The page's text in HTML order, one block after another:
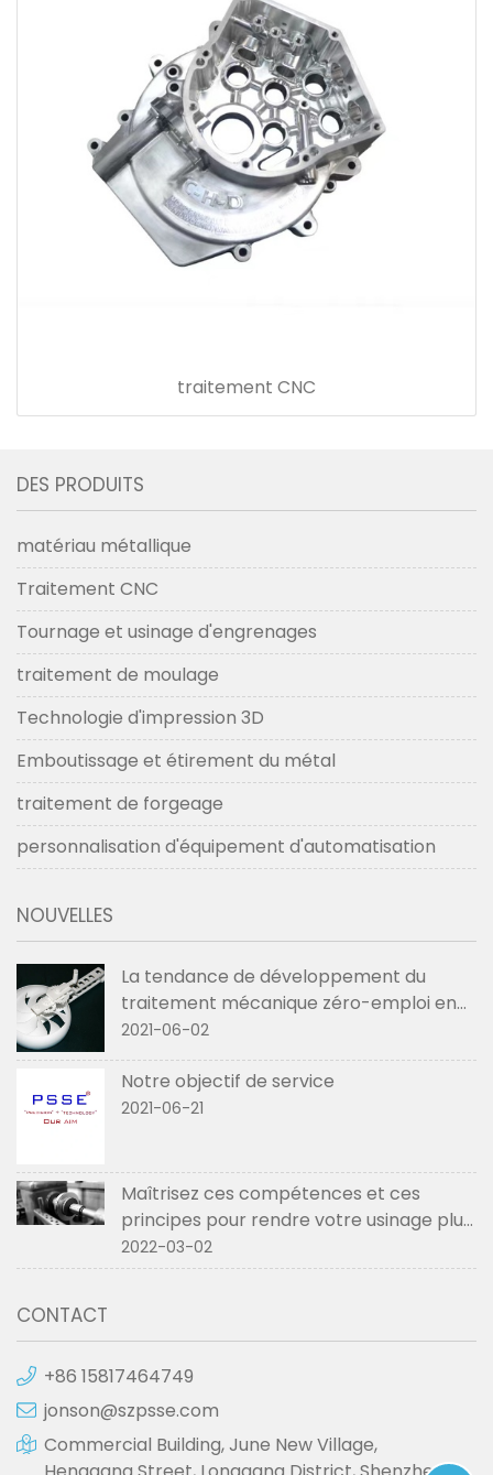
traitement CNC
DES PRODUITS
matériau métallique
Traitement CNC
Tournage et usinage d'engrenages
traitement de moulage
Technologie d'impression 3D
Emboutissage et étirement du métal
traitement de forgeage
personnalisation d'équipement d'automatisation
NOUVELLES
La tendance de développement du
traitement mécanique zéro-emploi en
2021
2021-06-02
Notre objectif de service
2021-06-21
Maîtrisez ces compétences et ces
principes pour rendre votre usinage plus
fluide
2022-03-02
CONTACT
+86 15817464749
jonson@szpsse.com
Commercial Building, June New Village,